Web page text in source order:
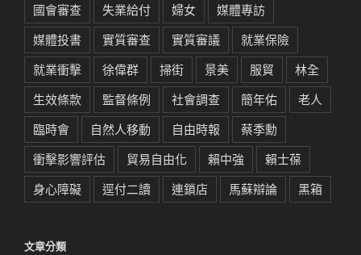
國會審查
失業給付 婦女
媒體專訪
媒體投書
實質審查 實質審議
就業保險
就業衝擊
徐偉群 掃街 景美 服貿
林全
生效條款
監督條例 社會調查 簡年佑
老人
臨時會
自然人移動 自由時報
蔡季勳
衝擊影響評估
貿易自由化 賴中強
賴士葆
身心障礙
逕付二讀 連鎖店 馬蘇辯論 黑箱
文章分類